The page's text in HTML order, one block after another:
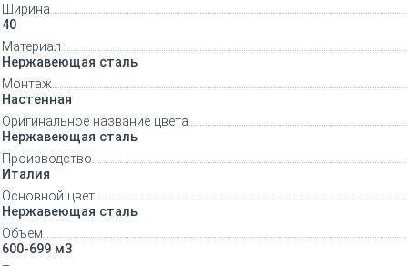
Ширина
40
Материал
Нержавеющая сталь
Монтаж
Настенная
Оригинальное название цвета
Нержавеющая сталь
Производство
Италия
Основной цвет
Нержавеющая сталь
Объем
600-699 м3